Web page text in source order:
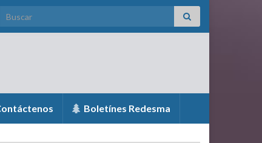
Search for:
Boletínes Redesma